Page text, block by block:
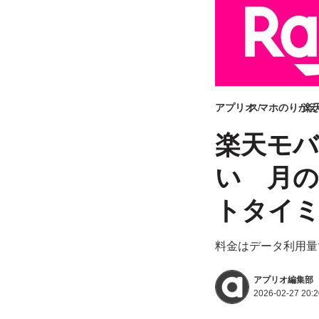
アプリオスマホのりかえ
楽
楽天モ
い 月の
トタイ
料金はデータ利用
アプリオ編集部
2026-02-27